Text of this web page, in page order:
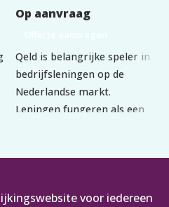
Op aanvraag
Qeld is belangrijke speler in
bedrijfsleningen op de
Nederlandse markt.
Leningen fungeren als een
lening op elk moment en
worden terugbetaald.
voor iedereen